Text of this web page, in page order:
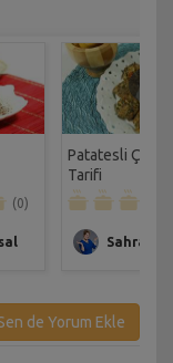
(0)
Patatesli Çıtır
Tarifi
Sahrap
de Yorum Ekle